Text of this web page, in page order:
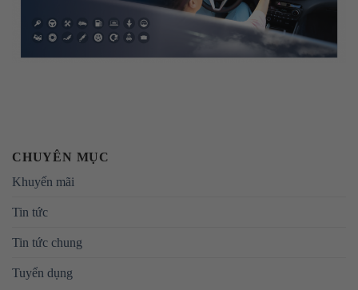
CHUYÊN MỤC
Khuyến mãi
Tin tức
Tin tức chung
Tuyển dụng